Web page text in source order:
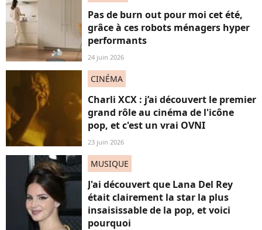
Pas de burn out pour moi cet été,
grâce à ces robots ménagers hyper
performants
24 juin 2026
CINÉMA
Charli XCX : j’ai découvert le premier
grand rôle au cinéma de l'icône
pop, et c'est un vrai OVNI
23 juin 2026
MUSIQUE
J'ai découvert que Lana Del Rey
était clairement la star la plus
insaisissable de la pop, et voici
pourquoi